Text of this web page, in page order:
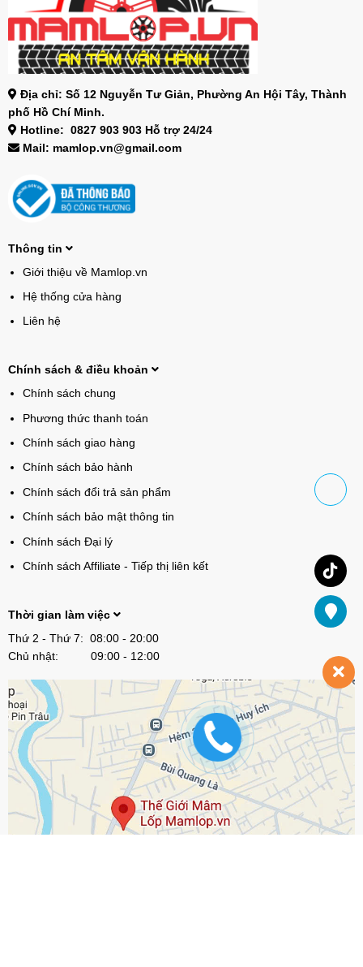
Địa chỉ: Số 12 Nguyễn Tư Giản, Phường An Hội Tây, Thành
phố Hồ Chí Minh.
Hotline: 0827 903 903 Hỗ trợ 24/24
Mail: mamlop.vn@gmail.com
Thông tin
Giới thiệu về Mamlop.vn
Hệ thống cửa hàng
Liên hệ
Chính sách & điều khoản
Chính sách chung
Phương thức thanh toán
Chính sách giao hàng
Chính sách bảo hành
Chính sách đổi trả sản phẩm
Chính sách bảo mật thông tin
Chính sách Đại lý
Chính sách Affiliate - Tiếp thị liên kết
Thời gian làm việc
Thứ 2 - Thứ 7: 08:00 - 20:00
Chủ nhật: 09:00 - 12:00